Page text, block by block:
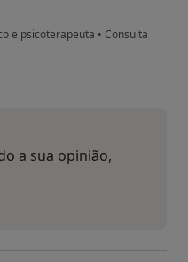
e psicoterapeuta • Consulta
a sua opinião,